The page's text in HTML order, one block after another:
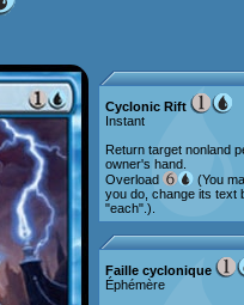
Cyclonic Rift
Instant
Return target nonland
owner's hand.
Overload
(You
you do, change its text
"each".).
Faille cyclonique
Éphémère